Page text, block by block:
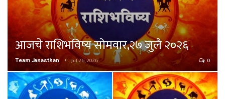
आजचे राशिभविष्य सोमवार,२७ जुलै २०२६
Team Janasthan Jul 26, 2026 0